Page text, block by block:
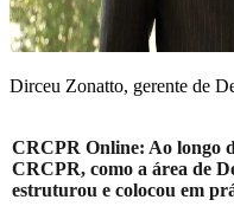
Dirceu Zonatto, gerente de
CRCPR Online: Ao longo
CRCPR, como a área de
estruturou e colocou em